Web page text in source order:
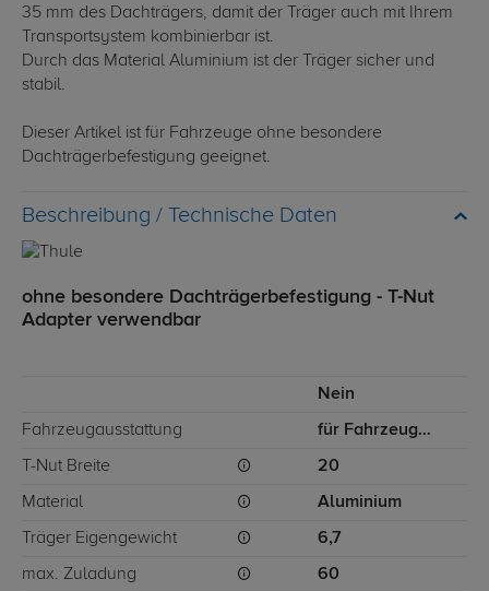
35 mm des Dachträgers, damit der Träger auch mit Ihrem
Transportsystem kombinierbar ist.
Durch das Material Aluminium ist der Träger sicher und
stabil.
Dieser Artikel ist für Fahrzeuge ohne besondere
Dachträgerbefestigung geeignet.
Technische Daten
ohne besondere Dachträgerbefestigung - T-Nut
Adapter verwendbar
Nein
Fahrzeugausstattung für Fahrzeuge ohne besondere Dachträgerbefestigung
T-Nut Breite 20
Material Aluminium
Träger Eigengewicht 6,7
max. Zuladung 60